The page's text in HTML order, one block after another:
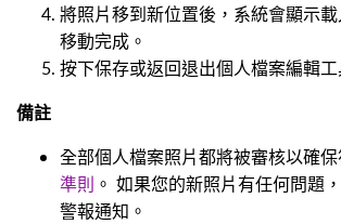
將照片移到新位置後，系統會顯示
移動完成。
按下保存或返回退出個人檔案編輯
備註
全部個人檔案照片都將被審核以確
準則 。 如果您的新照片有任何問題
警報通知。